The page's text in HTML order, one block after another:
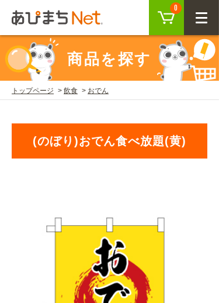
0
CLOSE
ログイン
会員登録
SEARCH
注目キーワード
韓国グルメ 駐車場
ご利用ガイド トップ
取り扱い商品一覧
初めての方へ
BEGINNER'S GUIDE
商品を探す
トップページ 飲食 おでん
(のぼり)おでん食べ放題(黄)